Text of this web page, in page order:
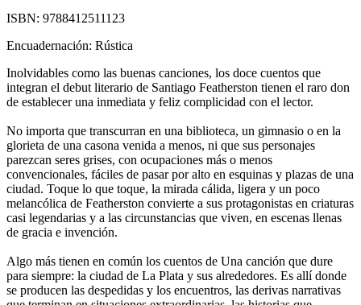
ISBN: 9788412511123
Encuadernación: Rústica
Inolvidables como las buenas canciones, los doce cuentos que
integran el debut literario de Santiago Featherston tienen el raro don
de establecer una inmediata y feliz complicidad con el lector.
No importa que transcurran en una biblioteca, un gimnasio o en la
glorieta de una casona venida a menos, ni que sus personajes
parezcan seres grises, con ocupaciones más o menos
convencionales, fáciles de pasar por alto en esquinas y plazas de una
ciudad. Toque lo que toque, la mirada cálida, ligera y un poco
melancólica de Featherston convierte a sus protagonistas en criaturas
casi legendarias y a las circunstancias que viven, en escenas llenas
de gracia e invención.
Algo más tienen en común los cuentos de Una canción que dure
para siempre: la ciudad de La Plata y sus alrededores. Es allí donde
se producen las despedidas y los encuentros, las derivas narrativas